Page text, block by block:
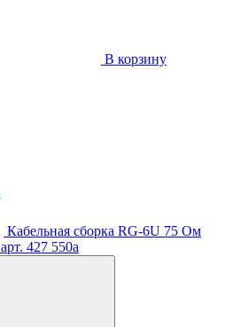
В корзину
Кабельная сборка RG-6U 75 Ом
арт. 427 550a